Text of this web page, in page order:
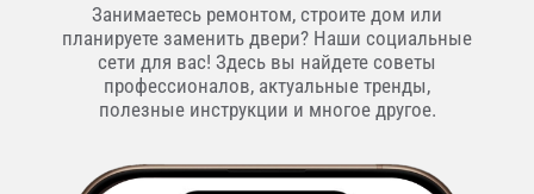
Занимаетесь ремонтом, строите дом или
планируете заменить двери? Наши социальные
сети для вас! Здесь вы найдете советы
профессионалов, актуальные тренды,
полезные инструкции и многое другое.